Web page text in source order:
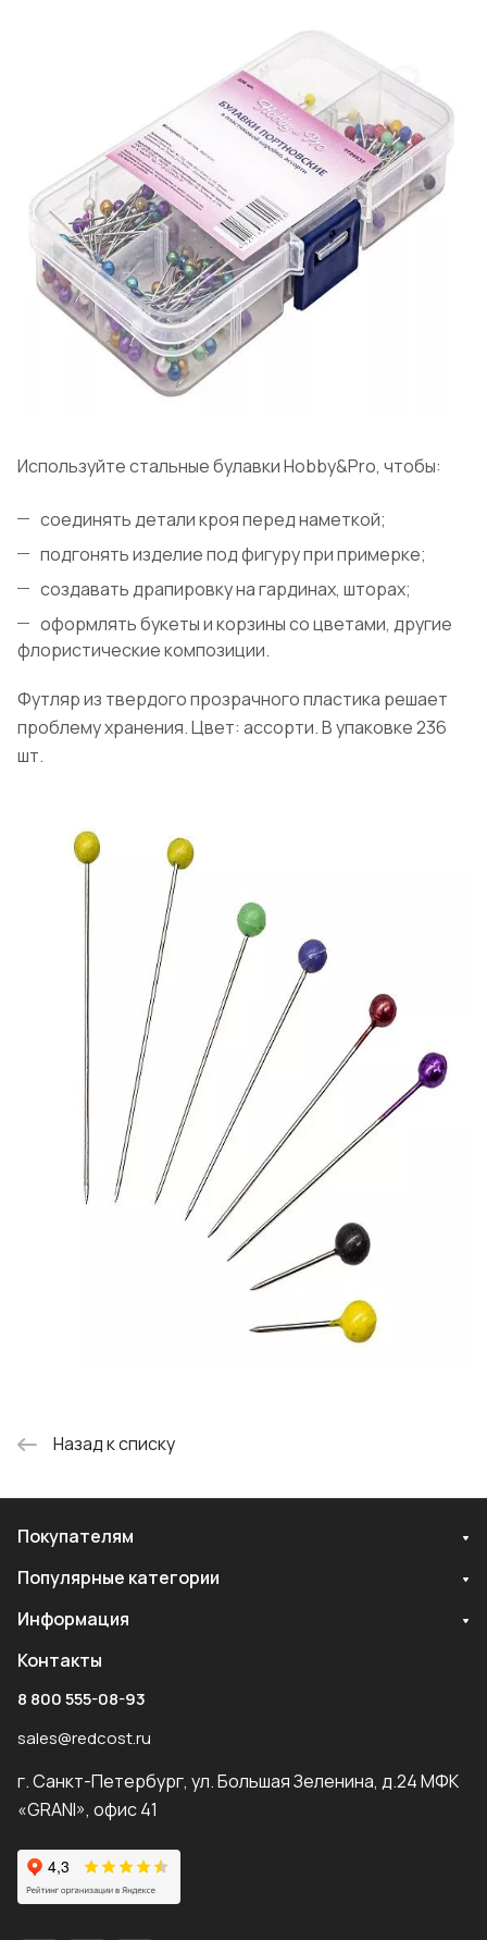
Используйте стальные булавки Hobby&Pro, чтобы:
соединять детали кроя перед наметкой;
подгонять изделие под фигуру при примерке;
создавать драпировку на гардинах, шторах;
оформлять букеты и корзины со цветами, другие
флористические композиции.
Футляр из твердого прозрачного пластика решает
проблему хранения. Цвет: ассорти. В упаковке 236
шт.
Назад к списку
Покупателям
Популярные категории
Информация
Контакты
8 800 555-08-93
sales@redcost.ru
г. Санкт-Петербург, ул. Большая Зеленина, д.24 МФК
«GRANI», офис 41